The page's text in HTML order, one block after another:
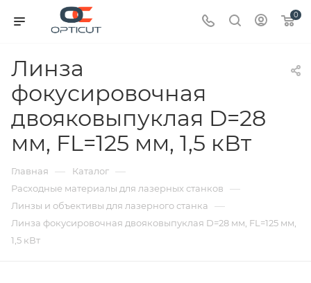
0
Линза
фокусировочная
двояковыпуклая D=28
мм, FL=125 мм, 1,5 кВт
Главная — Каталог —
Расходные материалы для лазерных станков —
Линзы и объективы для лазерного станка —
Линза фокусировочная двояковыпуклая D=28 мм, FL=125 мм,
1,5 кВт